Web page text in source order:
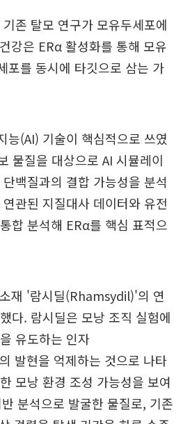
존 탈모 연구가 모유두세포에
강은 ERα 활성화를 통해 모유
포를 동시에 타깃으로 삼는 가
능(AI) 기술이 핵심적으로 쓰였
물질을 대상으로 AI 시뮬레이
백질과의 결합 가능성을 분석
관된 지질대사 데이터와 유전
합 분석해 ERα를 핵심 표적으
재 '람시딜(Rhamsydil)'의 연
다. 람시딜은 모낭 조직 실험에
유도하는 인자
발현을 억제하는 것으로 나타
모낭 환경 조성 가능성을 보여
분석으로 발굴한 물질로, 기존